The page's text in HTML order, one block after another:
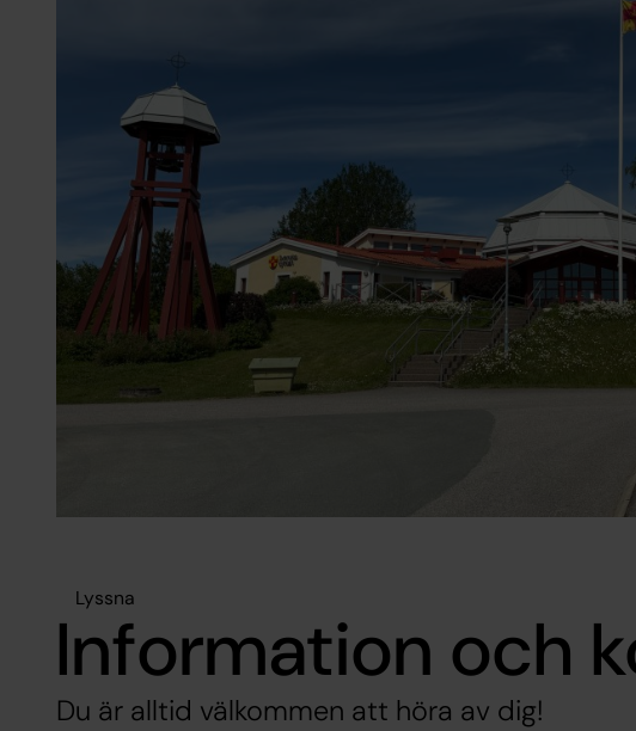
Lyssna
Information och
Du är alltid välkommen att höra av dig!